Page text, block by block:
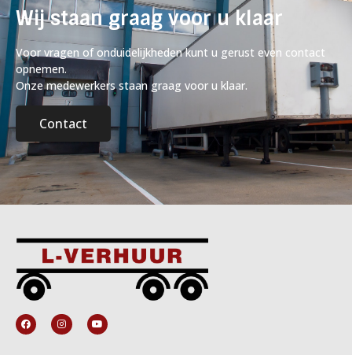
Wij staan graag voor u klaar
Voor vragen of onduidelijkheden kunt u gerust even contact
opnemen.
Onze medewerkers staan graag voor u klaar.
Contact